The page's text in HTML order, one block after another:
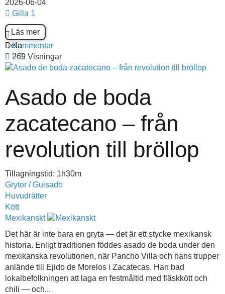
2026-06-04
Gilla 1
Läs mer
Kommentar
269 Visningar
Dela
Asado de boda
zacatecano – från
revolution till bröllop
Tillagningstid: 1h30m
Grytor / Guisado
Huvudrätter
Kött
Mexikanskt
Det här är inte bara en gryta — det är ett stycke mexikansk
historia. Enligt traditionen föddes asado de boda under den
mexikanska revolutionen, när Pancho Villa och hans trupper
anlände till Ejido de Morelos i Zacatecas. Han bad
lokalbefolkningen att laga en festmåltid med fläskkött och
chili — och...